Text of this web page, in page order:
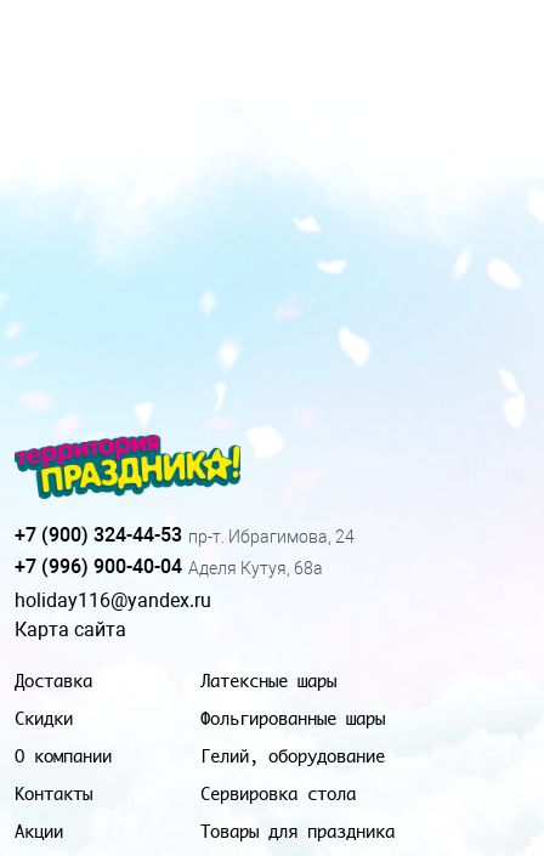
Доставка
Скидки
О компании
Контакты
Акции
Латексные шары
Фольгированные шары
Гелий, оборудование
Сервировка стола
Товары для праздника
+7 (900) 324-44-53 пр-т. Ибрагимова, 24
+7 (996) 900-40-04 Аделя Кутуя, 68а
holiday116@yandex.ru
Карта сайта